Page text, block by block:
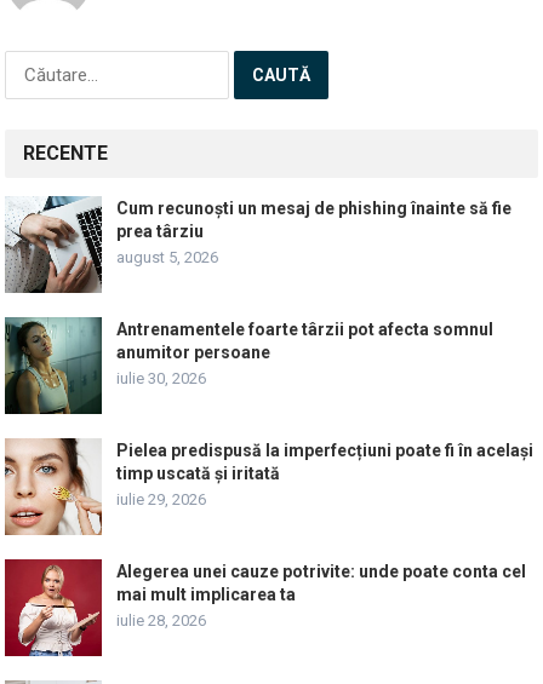
Caută
RECENTE
Cum recunoști un mesaj de phishing înainte să fie
prea târziu
august 5, 2026
Antrenamentele foarte târzii pot afecta somnul
anumitor persoane
iulie 30, 2026
Pielea predispusă la imperfecțiuni poate fi în același
timp uscată și iritată
iulie 29, 2026
Alegerea unei cauze potrivite: unde poate conta cel
mai mult implicarea ta
iulie 28, 2026